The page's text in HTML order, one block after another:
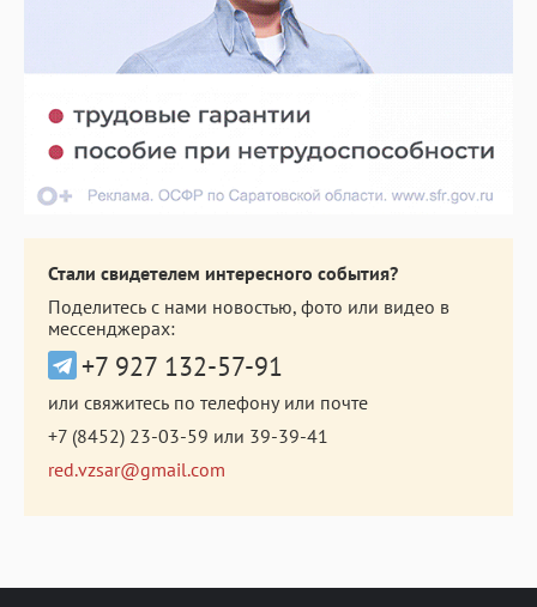
Стали свидетелем интересного события?
Поделитесь с нами новостью, фото или видео в
мессенджерах:
+7 927 132-57-91
или свяжитесь по телефону или почте
+7 (8452) 23-03-59 или 39-39-41
red.vzsar@gmail.com